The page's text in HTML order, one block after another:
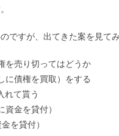
ですが、出てきた案を見てみ
を売り切ってはどうか
に債権を買取）をする
れて貰う
金を貸付）
を貸付）